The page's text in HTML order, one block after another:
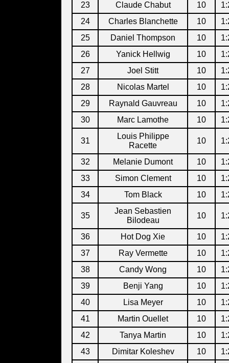
23
Claude Chabut 10
24
Charles Blanchette 10
25
Daniel Thompson 10
26
Yanick Hellwig 10
27
Joel Stitt 10
28
Nicolas Martel 10
29
Raynald Gauvreau 10
30
Marc Lamothe 10
31
Louis Philippe
Racette
10
32 Melanie Dumont 10
33
Simon Clement 10
34
Tom Black 10
35
Jean Sebastien
Bilodeau
10
36 Hot Dog Xie 10
37
Ray Vermette 10
38
Candy Wong 10
39
Benji Yang 10
40
Lisa Meyer 10
41
Martin Ouellet 10
42
Tanya Martin 10
43
Dimitar Koleshev 10